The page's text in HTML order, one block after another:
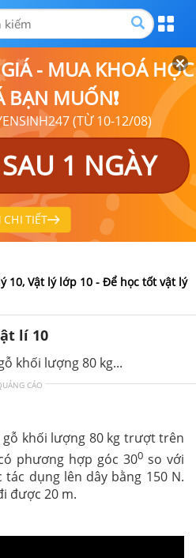
- MUA KHOÁ HỌC
BẠN MUỐN❗
(TỪ 10-12/08)
1 NGÀY
CHI TIẾT
10, Vật lý lớp 10 - Để học tốt vật lý
lí 10
khối lượng 80 kg...
CÁO
khối lượng 80 kg trượt trên
phương hợp góc 300 so với
dụng lên dây bằng 150 N.
được 20 m.